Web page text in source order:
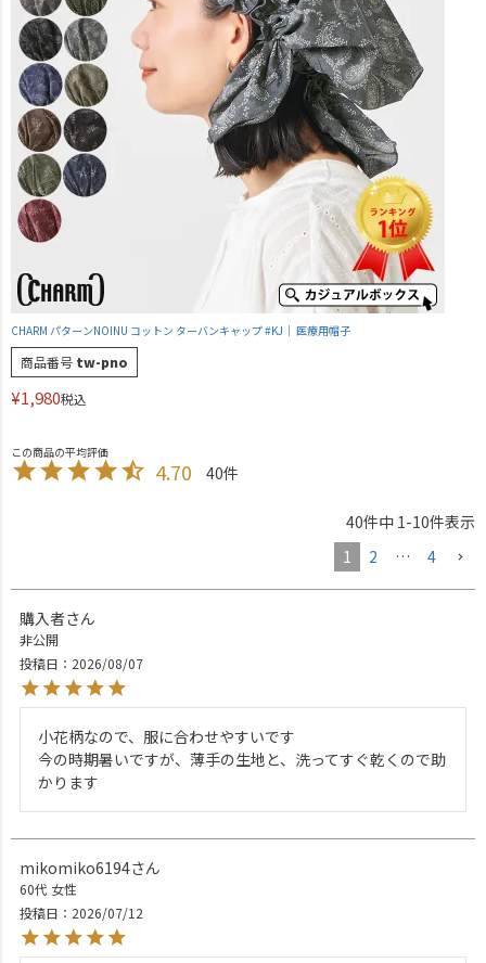
CHARM パターンNOINU コットン ターバンキャップ #KJ｜ 医療用帽子
商品番号 tw-pno
¥1,980税込
4.70 40
40件中 1-10件表示
1
2 … 4
購入者
非公開
投稿日
2026/08/07
小花柄なので、服に合わせやすいです
今の時期暑いですが、薄手の生地と、洗ってすぐ乾くので助
かります
mikomiko6194
60代 女性
投稿日
2026/07/12